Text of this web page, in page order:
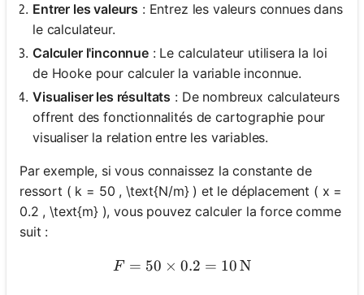
Entrer les valeurs : Entrez les valeurs connues dans
le calculateur.
Calculer l'inconnue: Le calculateur utilisera la loi
de Hooke pour calculer la variable inconnue.
Visualiser les résultats : De nombreux calculateurs
offrent des fonctionnalités de cartographie pour
visualiser la relation entre les variables.
Par exemple, si vous connaissez la constante de
ressort ( k = 50 , \text{N/m} ) et le déplacement ( x =
0.2 , \text{m} ), vous pouvez calculer la force comme
suit :
F = 50 \times 0.2 = 10 \,
F = 50 × 0.2 = 10N